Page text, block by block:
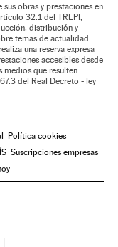
obras y prestaciones en
32.1 del TRLPI;
distribución y
temas de actualidad
una reserva expresa
accesibles desde
medios que resulten
del Real Decreto - ley
Política cookies
Suscripciones empresas